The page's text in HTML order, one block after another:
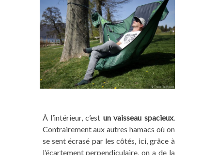
À l’intérieur, c’est un vaisseau spacieux.
Contrairement aux autres hamacs où on
se sent écrasé par les côtés, ici, grâce à
l’écartement perpendiculaire, on a de la